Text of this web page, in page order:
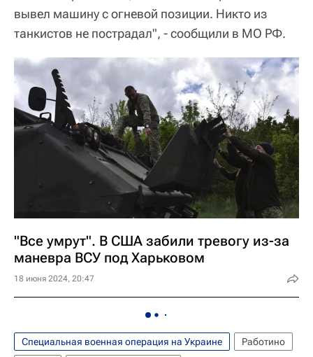
вывел машину с огневой позиции. Никто из
танкистов не пострадал", - сообщили в МО РФ.
"Все умрут". В США забили тревогу из-за
маневра ВСУ под Харьковом
18 июня 2024, 20:47
Специальная военная операция на Украине
Работино